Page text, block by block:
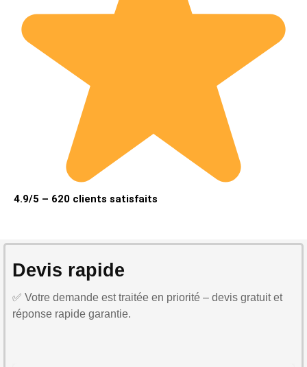
4.9/5 – 620 clients satisfaits
Devis rapide
✅ Votre demande est traitée en priorité – devis gratuit et
réponse rapide garantie.